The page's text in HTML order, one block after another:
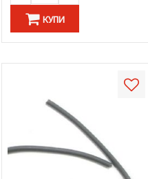
КУПИ